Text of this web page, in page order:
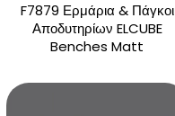
F7879 Ερμάρια & Πάγκοι
Αποδυτηρίων ELCUBE
Benches Matt